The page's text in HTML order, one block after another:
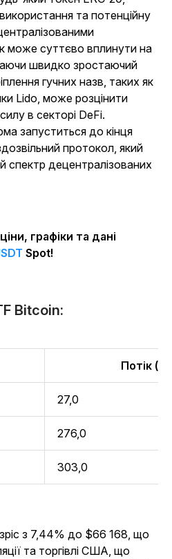
та потенційну
може суттєво вплинути на
швидко зростаючий
гучних назв, таких як
Lido, може розцінити
в секторі DeFi.
запуститься до кінця
протокол, який
децентралізованих
графіки та дані
Spot!
Bitcoin:
Потік
27,0
276,0
303,0
з 7,44% до $66 168, що
та торгівлі США, що